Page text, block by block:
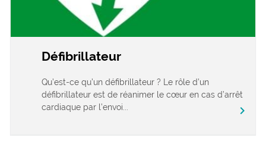
Défibrillateur
Qu’est-ce qu’un défibrillateur ? Le rôle d’un
défibrillateur est de réanimer le cœur en cas d’arrêt
cardiaque par l’envoi...
chevron_right